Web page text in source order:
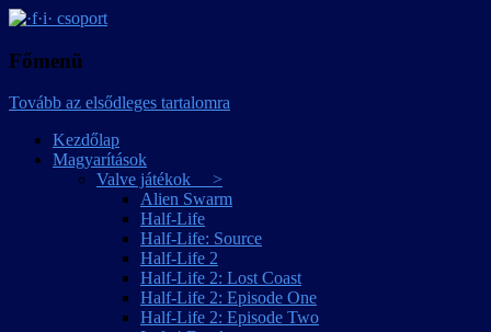
·f·i· csoport
Főmenü
Tovább az elsődleges tartalomra
Kezdőlap
Magyarítások
Valve játékok >
Alien Swarm
Half-Life
Half-Life: Source
Half-Life 2
Half-Life 2: Lost Coast
Half-Life 2: Episode One
Half-Life 2: Episode Two